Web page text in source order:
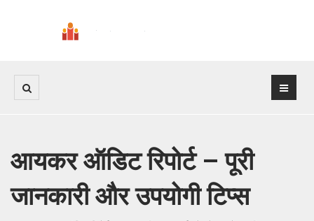
आयकर ऑडिट रिपोर्ट – पूरी
जानकारी और उपयोगी टिप्स